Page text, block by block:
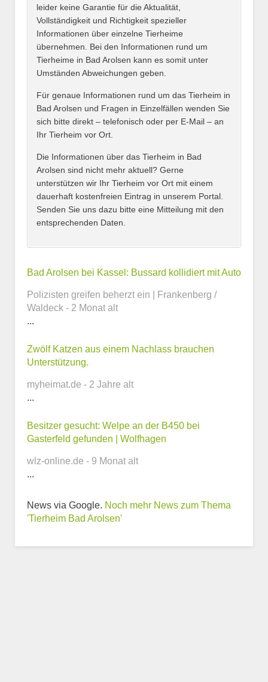
E-Mail*
Name des Tierheims*
Kontaktmöglichkeiten
E-Mail-Adresse
Telefonnummer
zum Tierheim
Trägerverein
leider keine Garantie für die Aktualität,
Vollständigkeit und Richtigkeit spezieller
Informationen über einzelne Tierheime
übernehmen. Bei den Informationen rund um
Tierheime in Bad Arolsen kann es somit unter
Umständen Abweichungen geben.
Für genaue Informationen rund um das Tierheim in
Bad Arolsen und Fragen in Einzelfällen wenden Sie
sich bitte direkt – telefonisch oder per E-Mail – an
Ihr Tierheim vor Ort.
Die Informationen über das Tierheim in Bad
Arolsen sind nicht mehr aktuell? Gerne
unterstützen wir Ihr Tierheim vor Ort mit einem
dauerhaft kostenfreien Eintrag in unserem Portal.
Senden Sie uns dazu bitte eine Mitteilung mit den
entsprechenden Daten.
Bad Arolsen bei Kassel: Bussard kollidiert mit Auto
Polizisten greifen beherzt ein | Frankenberg /
Waldeck - 2 Monat alt
...
Zwölf Katzen aus einem Nachlass brauchen
Unterstützung.
myheimat.de - 2 Jahre alt
...
Besitzer gesucht: Welpe an der B450 bei
Gasterfeld gefunden | Wolfhagen
wlz-online.de - 9 Monat alt
...
News via Google. Noch mehr News zum Thema
'Tierheim Bad Arolsen'